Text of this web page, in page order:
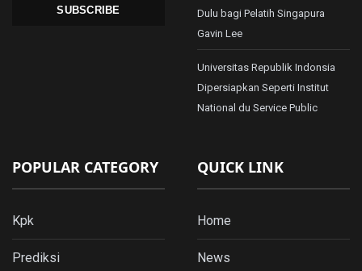
SUBSCRIBE
Dulu bagi Pelatih Singapura
Gavin Lee
Universitas Republik Indonsia
Dipersiapkan Seperti Institut
National du Service Public
POPULAR CATEGORY
Kpk
Prediksi
QUICK LINK
Home
News